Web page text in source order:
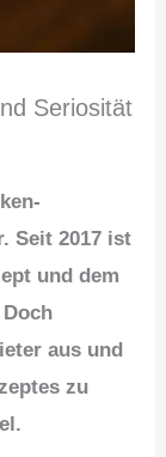
Seriosität
Seit 2017 ist
und dem
aus und
zu